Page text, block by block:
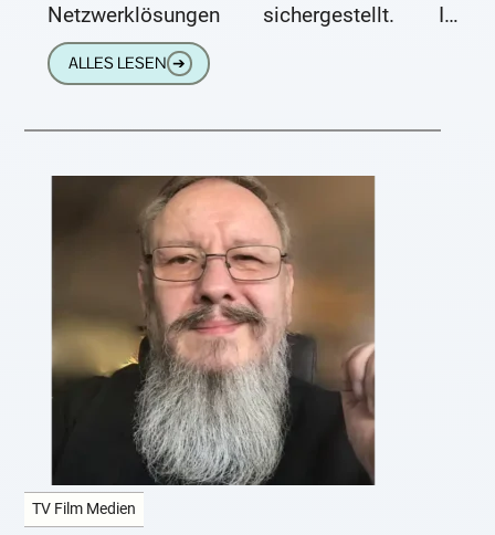
Netzwerklösungen sichergestellt. Im
Rahmen eines Asset Deals übernimmt der
österreichische Finanzinvestor SOL Capital
ALLES LESEN ➔
TV Film Medien